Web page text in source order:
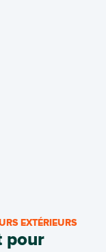
EXTÉRIEURS
pour